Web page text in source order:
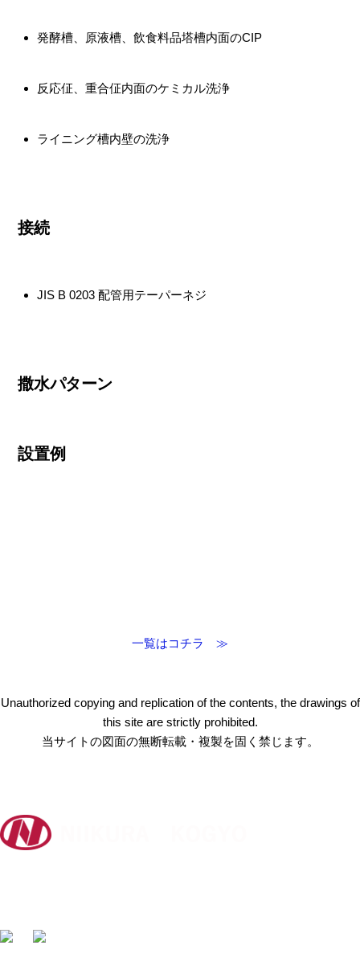
発酵槽、原液槽、飲食料品塔槽内面のCIP
反応佂、重合佂内面のケミカル洗浄
ライニング槽内壁の洗浄
接続
JIS B 0203 配管用テーパーネジ
撒水パターン
設置例
一覧はコチラ ≫
Unauthorized copying and replication of the contents, the drawings of
this site are strictly prohibited.
当サイトの図面の無断転載・複製を固く禁じます。